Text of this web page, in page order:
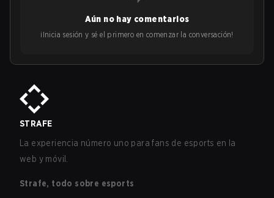
Aún no hay comentarios
¡Inicia sesión y sé el primero en comenzar la conversación!
STRAFE
La experiencia número uno para fans de esports en la
web y móvil.
Strafe, todo sobre esports